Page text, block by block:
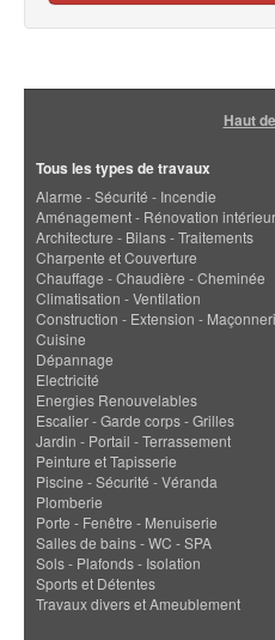
Haut
Tous les types de travaux
Alarme - Sécurité - Incendie
Aménagement - Rénovation
Architecture - Bilans - Traitements
Charpente et Couverture
Chauffage - Chaudière - Cheminée
Climatisation - Ventilation
Construction - Extension -
Cuisine
Dépannage
Electricité
Energies Renouvelables
Escalier - Garde corps - Grilles
Jardin - Portail - Terrassement
Peinture et Tapisserie
Piscine - Sécurité - Véranda
Plomberie
Porte - Fenêtre - Menuiserie
Salles de bains - WC - SPA
Sols - Plafonds - Isolation
Sports et Détentes
Travaux divers et Ameublement